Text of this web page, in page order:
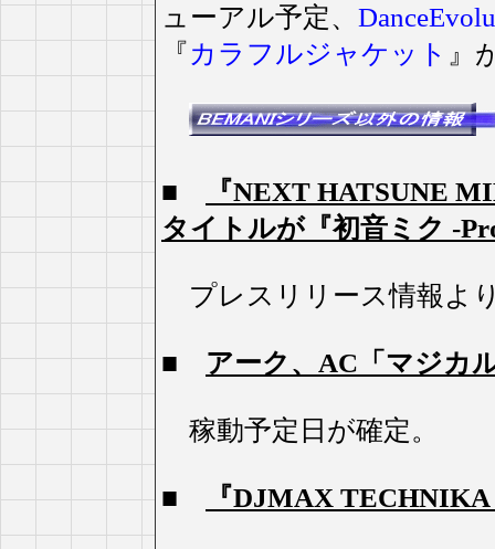
ューアル予定、
『 カラフルジャケット 』
■
『NEXT HATSUNE
タイトルが『初音ミク
プレスリリース情報よ
■ アーク、AC「マジカ
稼動予定日が確定。
■ 『DJMAX